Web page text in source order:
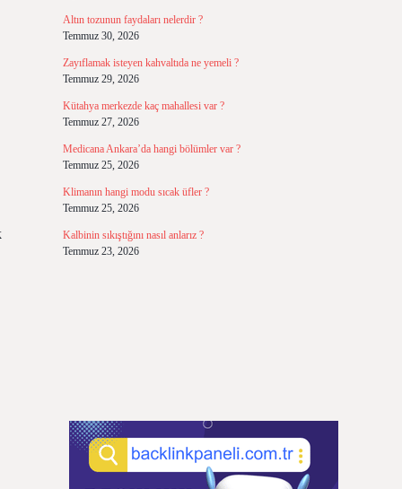
Altın tozunun faydaları nelerdir ?
Temmuz 30, 2026
Zayıflamak isteyen kahvaltıda ne yemeli ?
Temmuz 29, 2026
Kütahya merkezde kaç mahallesi var ?
Temmuz 27, 2026
Medicana Ankara’da hangi bölümler var ?
Temmuz 25, 2026
Klimanın hangi modu sıcak üfler ?
Temmuz 25, 2026
Kalbinin sıkıştığını nasıl anlarız ?
Temmuz 23, 2026